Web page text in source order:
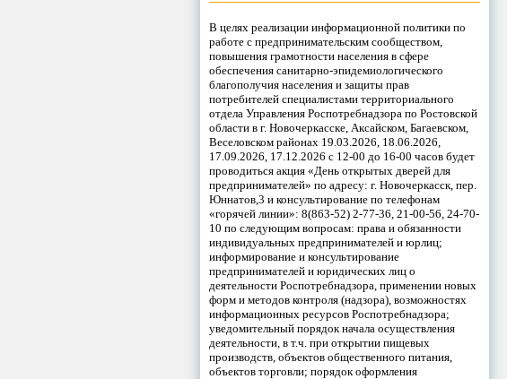
В целях реализации информационной политики по
работе с предпринимательским сообществом,
повышения грамотности населения в сфере
обеспечения санитарно-эпидемиологического
благополучия населения и защиты прав
потребителей специалистами территориального
отдела Управления Роспотребнадзора по Ростовской
области в г. Новочеркасске, Аксайском, Багаевском,
Веселовском районах 19.03.2026, 18.06.2026,
17.09.2026, 17.12.2026 с 12-00 до 16-00 часов будет
проводиться акция «День открытых дверей для
предпринимателей» по адресу: г. Новочеркасск, пер.
Юннатов,3 и консультирование по телефонам
«горячей линии»: 8(863-52) 2-77-36, 21-00-56, 24-70-
10 по следующим вопросам: права и обязанности
индивидуальных предпринимателей и юрлиц;
информирование и консультирование
предпринимателей и юридических лиц о
деятельности Роспотребнадзора, применении новых
форм и методов контроля (надзора), возможностях
информационных ресурсов Роспотребнадзора;
уведомительный порядок начала осуществления
деятельности, в т.ч. при открытии пищевых
производств, объектов общественного питания,
объектов торговли; порядок оформления